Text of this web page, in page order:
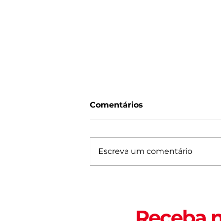
anunciada
Comentários
Escreva um comentário